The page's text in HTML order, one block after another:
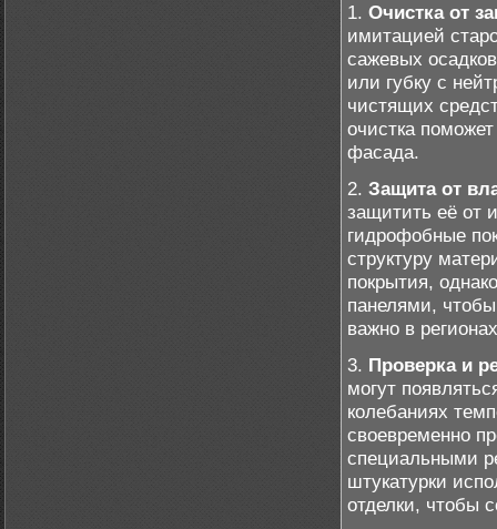
1. Очистка от
имитацией
сажевых
или губку с
чистящих
очистка
фасада.
2. Защита от
защитить её от
гидрофобные
структуру
покрытия,
панелями,
важно в
3. Проверка и
могут
колебаниях
своевременно
специальными
штукатурки
отделки, чтобы